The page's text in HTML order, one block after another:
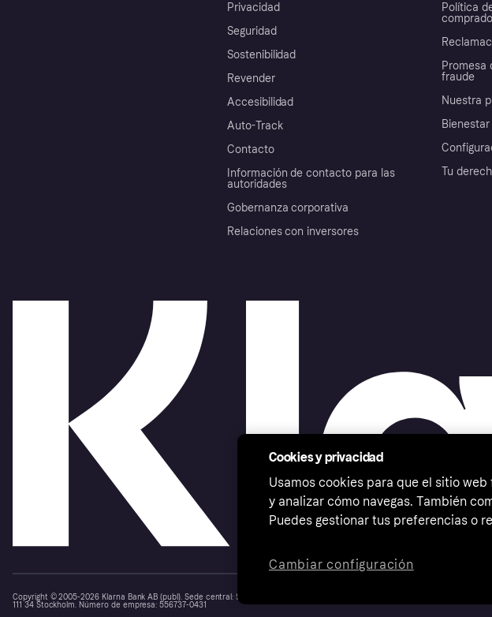
Privacidad
Seguridad
Sostenibilidad
Revender
Accesibilidad
Auto-Track
Contacto
Información de contacto para las
autoridades
Gobernanza corporativa
Relaciones con inversores
Política
Promesa
fraude
Nuestra
Tu
Copyright © 2005-2026 Klarna Bank AB (publ). Sede central: Stockholm, Sweden. Todos los derechos reservados. Klarna Bank AB
111 34 Stockholm. Número de empresa: 556737-0431
Cookies y privacidad
Usamos cookies para que el sitio
y analizar cómo navegas. También
Puedes gestionar tus preferencias o
Cambiar configuración